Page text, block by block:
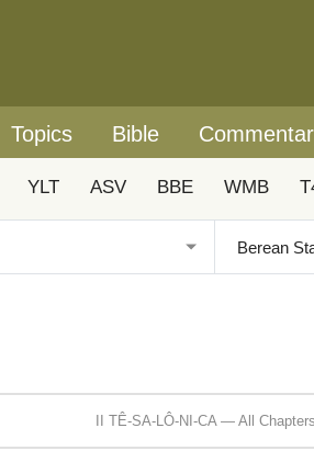
Topics Bible
YLT ASV BBE WMB
II TÊ-SA-LÔ-NI-CA — All Chapters